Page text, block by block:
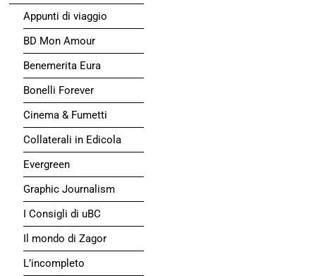
Appunti di viaggio
BD Mon Amour
Benemerita Eura
Bonelli Forever
Cinema & Fumetti
Collaterali in Edicola
Evergreen
Graphic Journalism
I Consigli di uBC
Il mondo di Zagor
L’incompleto